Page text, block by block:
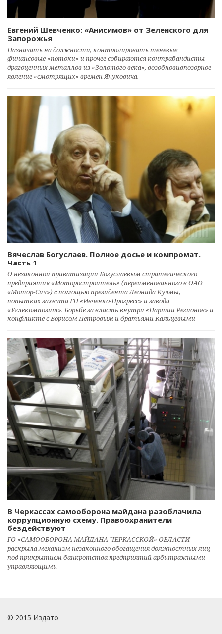
Евгений Шевченко: «Анисимов» от Зеленского для
Запорожья
Назначать на должности, контролировать теневые
финансовые «потоки» и прочее собираются контрабандисты
драгоценных металлов из «Золотого века», возобновивпозорное
явление «смотрящих» времен Януковича.
Вячеслав Богуслаев. Полное досье и компромат.
Часть 1
О незаконной приватизации Богуслаевым стратегического
предприятия «Моторостроитель» (переименованного в ОАО
«Мотор-Сич») с помощью президента Леонида Кучмы,
попытках захвата ГП «Ивченко-Прогресс» и завода
«Углекомпозит». Борьбе за власть внутри «Партии Регионов» и
конфликте с Борисом Петровым и братьями Кальцевыми
В Черкассах самооборона майдана разоблачила
коррупционную схему. Правоохранители
бездействуют
ГО «САМООБОРОНА МАЙДАНА ЧЕРКАССКОЙ» ОБЛАСТИ
раскрыла механизм незаконного обогащения должностных лиц
под прикрытием банкротства предприятий арбитражными
управляющими
© 2015 Издато